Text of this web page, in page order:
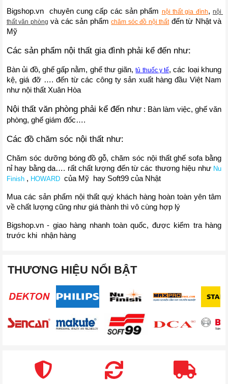
Bigshop.vn  chuyên cung cấp các sản phẩm nội thất gia đình, nội
thất văn phòng và các sản phẩm chăm sóc đồ nội thất đến từ Nhật và
Mỹ
Các sản phẩm nội thất gia đình phải kể đến như:
Bàn ủi đồ, ghế gấp nằm, ghế thư giãn, tủ thuốc y tế, các loại khung
kệ, giá đỡ …. đến từ các công ty sản xuất hàng đầu Việt Nam
như nội thất Xuân Hòa
Nội thất văn phòng phải kể đến như : Bàn làm việc, ghế văn
phòng, ghế giám đốc….
Các đồ chăm sóc nội thất như:
Chăm sóc dưỡng bóng đồ gỗ, chăm sóc nội thất ghế sofa bằng
nỉ hay bằng da…. rất chất lượng đến từ các thương hiệu như Nu
Finish , HOWARD của Mỹ  hay Soft99 của Nhật
Mua các sản phẩm nội thất quý khách hàng hoàn toàn yên tâm
về chất lượng cũng như giá thành thì vô cùng hợp lý
Bigshop.vn - giao hàng nhanh toàn quốc, được kiểm tra hàng
trước khi  nhận hàng
THƯƠNG HIỆU NỔI BẬT